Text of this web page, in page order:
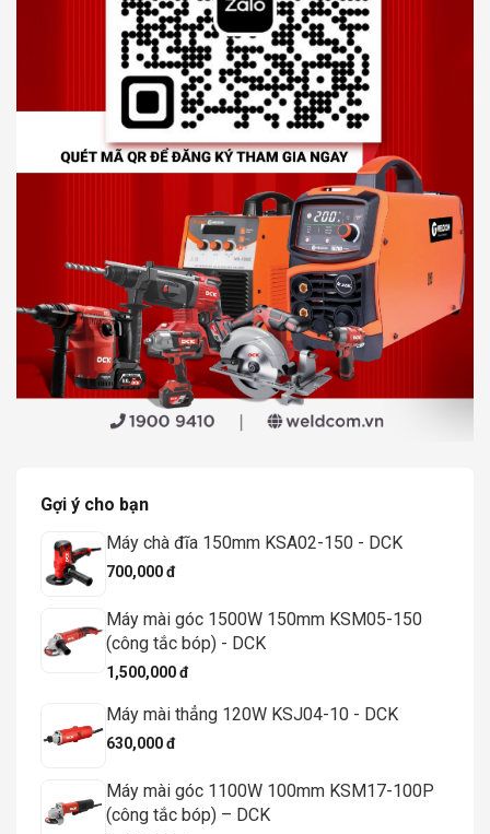
Gợi ý cho bạn
Máy chà đĩa 150mm KSA02-150 - DCK
700,000 đ
Máy mài góc 1500W 150mm KSM05-150
(công tắc bóp) - DCK
1,500,000 đ
Máy mài thẳng 120W KSJ04-10 - DCK
630,000 đ
Máy mài góc 1100W 100mm KSM17-100P
(công tắc bóp) – DCK